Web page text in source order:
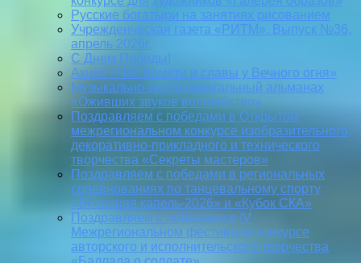
Русские богатыри на занятиях рисованием
Учрежденческая газета «РИТМ». Выпуск №36,
апрель 2026г.
С Днем Победы!
Акция «Час памяти и славы у Вечного огня»
Музыкально-инструментальный альманах
«Оживших звуков волшебство»
Поздравляем с победами в Открытом
межрегиональном конкурсе изобразительного,
декоративно-прикладного и технического
творчества «Секреты мастеров»
Поздравляем с победами в региональных
соревнованиях по танцевальному спорту
«Весенняя капель-2026» и «Кубок СКА»
Поздравляем с победами в IV
Межрегиональном фестивале-конкурсе
авторского и исполнительского творчества